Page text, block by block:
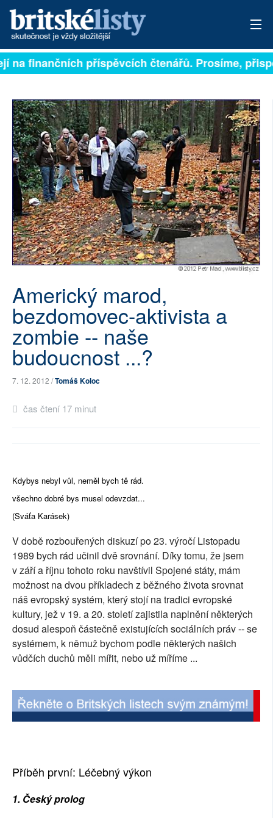
PŘIHLÁSIT
ARCHIV
ROZHOVORY
TÉMATA
NEJČTENĚJŠÍ ZA 7 DNÍ
AUTOŘI
PŘÍSPĚVKY NA PROVOZ
SOCIÁLNÍ SÍTĚ
RUBRIKY
PLNÁ VERZE STRÁNEK
finančních příspěvcích čtenářů. Prosíme,
Americký marod,
bezdomovec-aktivista a
zombie -- naše
budoucnost ...?
7. 12. 2012 /Tomáš Koloc
čas čtení 17 minut
Kdybys nebyl vůl, neměl bych tě rád.
všechno dobré bys musel odevzdat...
(Sváťa Karásek)
V době rozbouřených diskuzí po 23. výročí Listopadu
1989 bych rád učinil dvě srovnání. Díky tomu, že jsem
v září a říjnu tohoto roku navštívil Spojené státy, mám
možnost na dvou příkladech z běžného života srovnat
náš evropský systém, který stojí na tradici evropské
kultury, jež v 19. a 20. století zajistila naplnění některých
dosud alespoň částečně existujících sociálních práv -- se
systémem, k němuž bychom podle některých našich
vůdčích duchů měli mířit, nebo už míříme ...
Příběh první: Léčebný výkon
1. Český prolog